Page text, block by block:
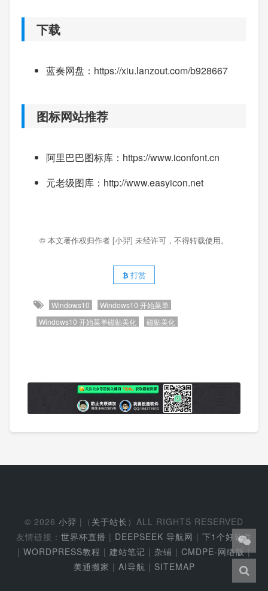
下载
蓝奏网盘：https://xiu.lanzout.com/b928667
图标网站推荐
阿里巴巴图标库：https://www.iconfont.cn
元老级图库：http://www.easyicon.net
© 本文著作权归作者 [小羿] 未经许可，不得转载使用。
打赏
Windows10
Windows10 开始菜单
Windows10 开始菜单磁贴美化
磁贴美化
© 2026 小羿 |（ 关于站长 ）ALL RIGHTS RESERVED
友情链接： 世界杯直播 | DEEPSEEK 导航网 | 下1个好软件
| WORDPRESS教程 | 建站笔记 | 杂铺 | CMDPE-网络版|
美通搬家 | AI导航 | SITEMAP